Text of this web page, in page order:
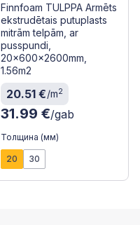
Finnfoam TULPPA Armēts
ekstrudētais putuplasts
mitrām telpām, ar
pusspundi,
20x600x2600mm,
1.56m2
20.51 €/m2
31.99 €/gab
Толщина (мм)
20 30